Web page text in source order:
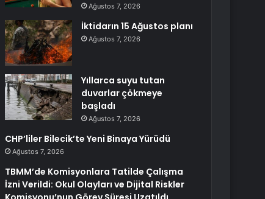
Ağustos 7, 2026
İktidarın 15 Ağustos planı
Ağustos 7, 2026
Yıllarca suyu tutan
duvarlar çökmeye
başladı
Ağustos 7, 2026
CHP’liler Bilecik’te Yeni Binaya Yürüdü
Ağustos 7, 2026
TBMM’de Komisyonlara Tatilde Çalışma
İzni Verildi: Okul Olayları ve Dijital Riskler